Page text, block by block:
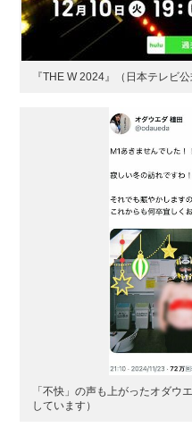
『THE W 2024』（日本テレビ公
「不快」の声も上がったオダウ
しています）